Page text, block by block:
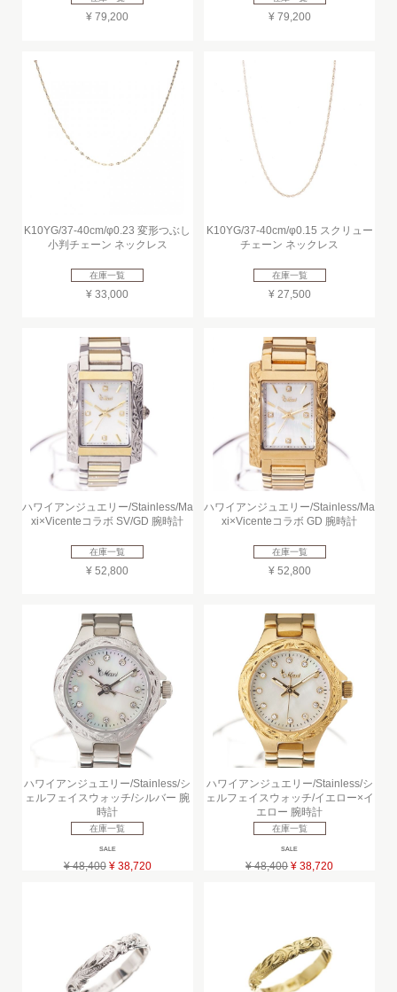
¥ 79,200 ¥ 79,200
K10YG/37-40cm/φ0.23 変形つぶし
小判チェーン ネックレス
在庫一覧
¥ 33,000
K10YG/37-40cm/φ0.15 スクリュー
チェーン ネックレス
在庫一覧
¥ 27,500
ハワイアンジュエリー/Stainless/Ma
xi×Vicenteコラボ SV/GD 腕時計
在庫一覧
¥ 52,800
ハワイアンジュエリー/Stainless/Ma
xi×Vicenteコラボ GD 腕時計
在庫一覧
¥ 52,800
ハワイアンジュエリー/Stainless/シ
ェルフェイスウォッチ/シルバー 腕
時計
在庫一覧
SALE
¥ 48,400 ¥ 38,720
ハワイアンジュエリー/Stainless/シ
ェルフェイスウォッチ/イエロー×イ
エロー 腕時計
在庫一覧
SALE
¥ 48,400 ¥ 38,720